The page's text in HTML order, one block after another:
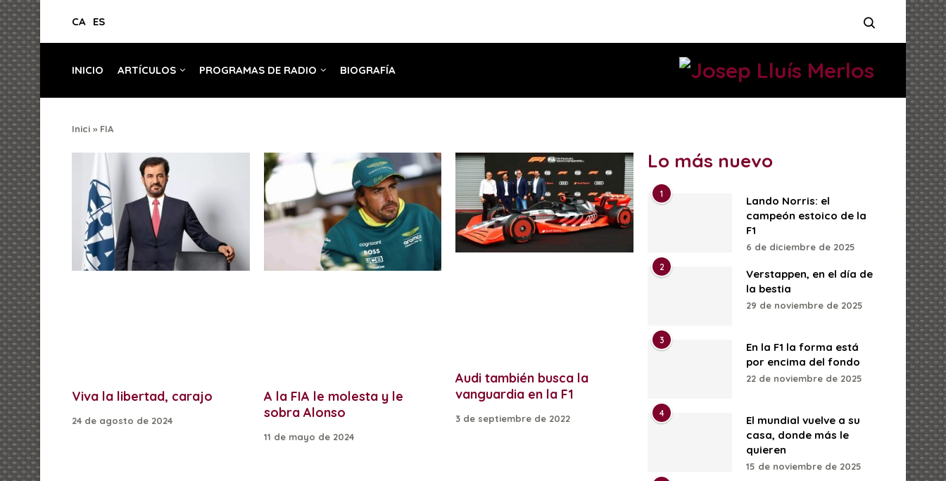
CA ES
INICIO ARTÍCULOS PROGRAMAS DE RADIO BIOGRAFÍA
Inici » FIA
Viva la libertad, carajo
24 de agosto de 2024
A la FIA le molesta y le
sobra Alonso
11 de mayo de 2024
Audi también busca la
vanguardia en la F1
3 de septiembre de 2022
Lo más nuevo
1
Lando Norris: el
campeón estoico de la
F1
6 de diciembre de 2025
2
Verstappen, en el día de
la bestia
29 de noviembre de 2025
3
En la F1 la forma está
por encima del fondo
22 de noviembre de 2025
4
El mundial vuelve a su
casa, donde más le
quieren
15 de noviembre de 2025